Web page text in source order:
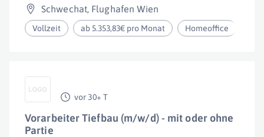
Schwechat, Flughafen Wien
Vollzeit ab 5.353,83€ pro Monat Homeoffice
vor 30+ T
Vorarbeiter Tiefbau (m/w/d) - mit oder ohne
Partie